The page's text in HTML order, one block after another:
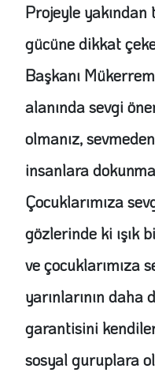
Projeyle
gücüne dikkat
Başkanı
alanında sevgi
olmanız,
insanlara
Çocuklarımıza
gözlerinde ki ışık
ve çocuklarımıza
yarınlarının daha
garantisini
sosyal guruplara